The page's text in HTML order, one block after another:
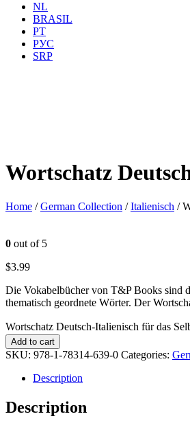
NL
BRASIL
PT
РУС
SRP
Wortschatz
Home /German Collection /Italienisch /
0 out of 5
$3.99
Die Vokabelbücher von T&P Books sind
thematisch geordnete Wörter. Der
Wortschatz Deutsch-Italienisch für das
Add to cart
SKU: 978-1-78314-639-0 Categories:
Description
Description